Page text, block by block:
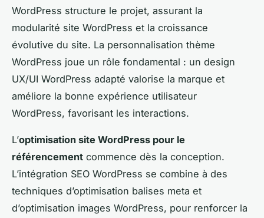
WordPress structure le projet, assurant la
modularité site WordPress et la croissance
évolutive du site. La personnalisation thème
WordPress joue un rôle fondamental : un design
UX/UI WordPress adapté valorise la marque et
améliore la bonne expérience utilisateur
WordPress, favorisant les interactions.
L’optimisation site WordPress pour le
référencement commence dès la conception.
L’intégration SEO WordPress se combine à des
techniques d’optimisation balises meta et
d’optimisation images WordPress, pour renforcer la